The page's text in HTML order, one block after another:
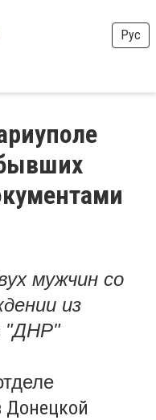
Рус
мужчин со
из
"ДНР"
Донецкой